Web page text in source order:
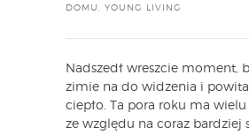
DOMU
YOUNG LIVING
Nadszedł wreszcie moment,
zimie na do widzenia i
ciepło. Ta pora roku ma
ze względu na coraz bardziej